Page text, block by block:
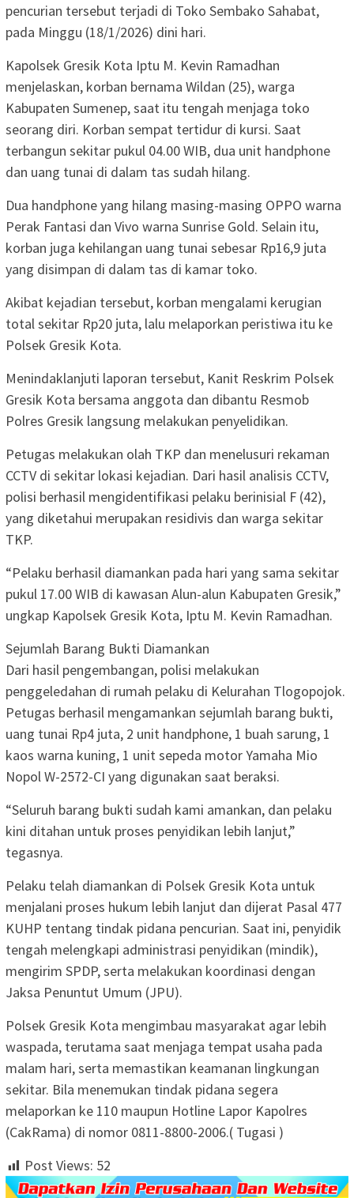
pencurian tersebut terjadi di Toko Sembako Sahabat,
pada Minggu (18/1/2026) dini hari.
Kapolsek Gresik Kota Iptu M. Kevin Ramadhan
menjelaskan, korban bernama Wildan (25), warga
Kabupaten Sumenep, saat itu tengah menjaga toko
seorang diri. Korban sempat tertidur di kursi. Saat
terbangun sekitar pukul 04.00 WIB, dua unit handphone
dan uang tunai di dalam tas sudah hilang.
Dua handphone yang hilang masing-masing OPPO warna
Perak Fantasi dan Vivo warna Sunrise Gold. Selain itu,
korban juga kehilangan uang tunai sebesar Rp16,9 juta
yang disimpan di dalam tas di kamar toko.
Akibat kejadian tersebut, korban mengalami kerugian
total sekitar Rp20 juta, lalu melaporkan peristiwa itu ke
Polsek Gresik Kota.
Menindaklanjuti laporan tersebut, Kanit Reskrim Polsek
Gresik Kota bersama anggota dan dibantu Resmob
Polres Gresik langsung melakukan penyelidikan.
Petugas melakukan olah TKP dan menelusuri rekaman
CCTV di sekitar lokasi kejadian. Dari hasil analisis CCTV,
polisi berhasil mengidentifikasi pelaku berinisial F (42),
yang diketahui merupakan residivis dan warga sekitar
TKP.
“Pelaku berhasil diamankan pada hari yang sama sekitar
pukul 17.00 WIB di kawasan Alun-alun Kabupaten Gresik,”
ungkap Kapolsek Gresik Kota, Iptu M. Kevin Ramadhan.
Sejumlah Barang Bukti Diamankan
Dari hasil pengembangan, polisi melakukan
penggeledahan di rumah pelaku di Kelurahan Tlogopojok.
Petugas berhasil mengamankan sejumlah barang bukti,
uang tunai Rp4 juta, 2 unit handphone, 1 buah sarung, 1
kaos warna kuning, 1 unit sepeda motor Yamaha Mio
Nopol W-2572-CI yang digunakan saat beraksi.
“Seluruh barang bukti sudah kami amankan, dan pelaku
kini ditahan untuk proses penyidikan lebih lanjut,”
tegasnya.
Pelaku telah diamankan di Polsek Gresik Kota untuk
menjalani proses hukum lebih lanjut dan dijerat Pasal 477
KUHP tentang tindak pidana pencurian. Saat ini, penyidik
tengah melengkapi administrasi penyidikan (mindik),
mengirim SPDP, serta melakukan koordinasi dengan
Jaksa Penuntut Umum (JPU).
Polsek Gresik Kota mengimbau masyarakat agar lebih
waspada, terutama saat menjaga tempat usaha pada
malam hari, serta memastikan keamanan lingkungan
sekitar. Bila menemukan tindak pidana segera
melaporkan ke 110 maupun Hotline Lapor Kapolres
(CakRama) di nomor 0811-8800-2006.( Tugasi )
Post Views: 52